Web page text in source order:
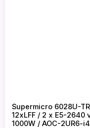
Supermicro 6028U-
12xLFF / 2 x E5-2640
1000W / AOC-2UR6-